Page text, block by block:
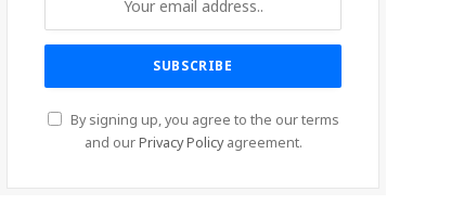
By signing up, you agree to the our terms
and ourPrivacy Policyagreement.